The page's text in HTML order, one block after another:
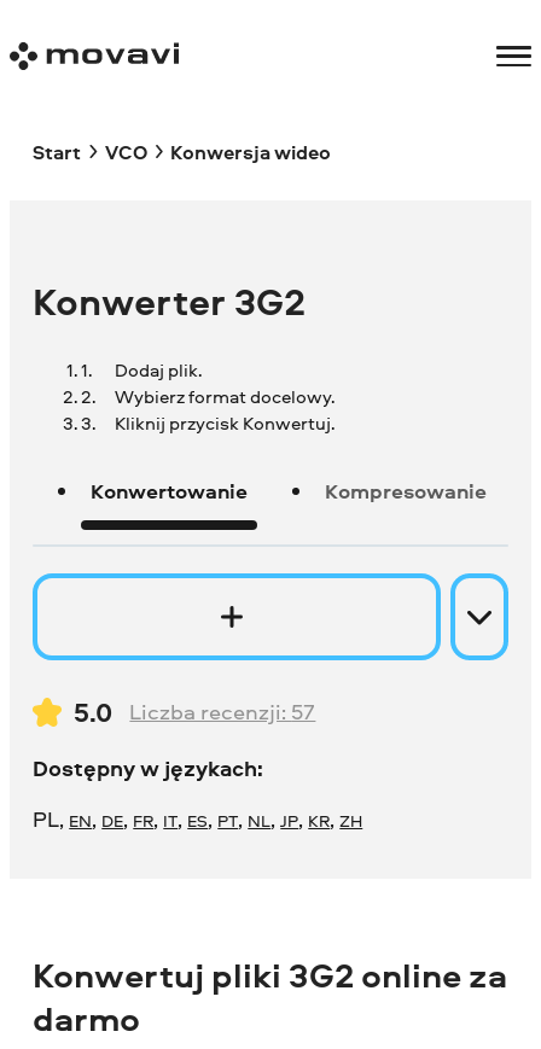
Start VCO Konwersja wideo
Konwerter 3G2
Dodaj plik.
Wybierz format docelowy.
Kliknij przycisk Konwertuj.
Konwertowanie Kompresowanie
5.0 Liczba recenzji: 57
Dostępny w językach:
PL, EN, DE, FR, IT, ES, PT, NL,JP, KR,ZH
Konwertuj pliki 3G2 online za
darmo